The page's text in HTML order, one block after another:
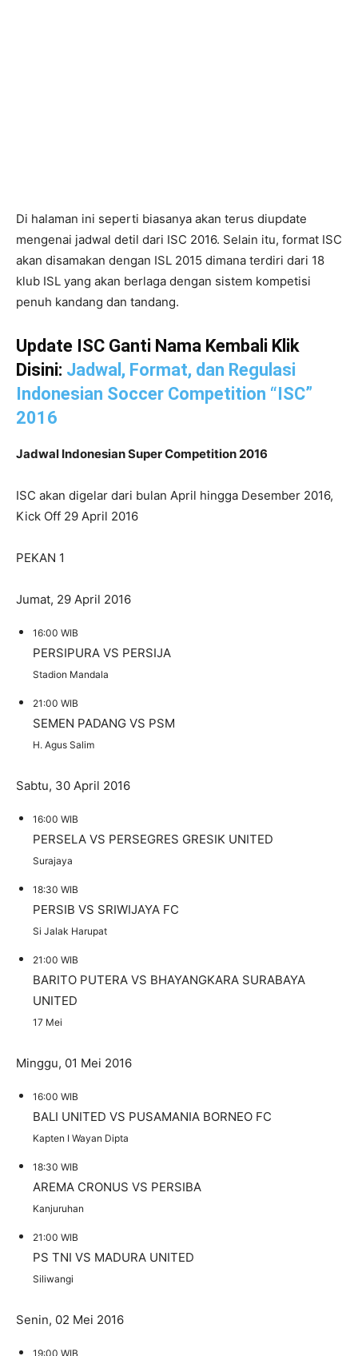
Di halaman ini seperti biasanya akan terus diupdate
mengenai jadwal detil dari ISC 2016. Selain itu, format ISC
akan disamakan dengan ISL 2015 dimana terdiri dari 18
klub ISL yang akan berlaga dengan sistem kompetisi
penuh kandang dan tandang.
Update ISC Ganti Nama Kembali Klik
Disini: Jadwal, Format, dan Regulasi
Indonesian Soccer Competition “ISC”
2016
Jadwal Indonesian Super Competition 2016
ISC akan digelar dari bulan April hingga Desember 2016,
Kick Off 29 April 2016
PEKAN 1
Jumat, 29 April 2016
16:00 WIB
PERSIPURA VS PERSIJA
Stadion Mandala
21:00 WIB
SEMEN PADANG VS PSM
H. Agus Salim
Sabtu, 30 April 2016
16:00 WIB
PERSELA VS PERSEGRES GRESIK UNITED
Surajaya
18:30 WIB
PERSIB VS SRIWIJAYA FC
Si Jalak Harupat
21:00 WIB
BARITO PUTERA VS BHAYANGKARA SURABAYA
UNITED
17 Mei
Minggu, 01 Mei 2016
16:00 WIB
BALI UNITED VS PUSAMANIA BORNEO FC
Kapten I Wayan Dipta
18:30 WIB
AREMA CRONUS VS PERSIBA
Kanjuruhan
21:00 WIB
PS TNI VS MADURA UNITED
Siliwangi
Senin, 02 Mei 2016
19:00 WIB